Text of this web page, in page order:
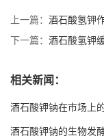
上一篇： 酒石酸氢钾
下一篇： 酒石酸氢钾
相关新闻：
酒石酸钾钠在市场上
酒石酸钾钠的生物发